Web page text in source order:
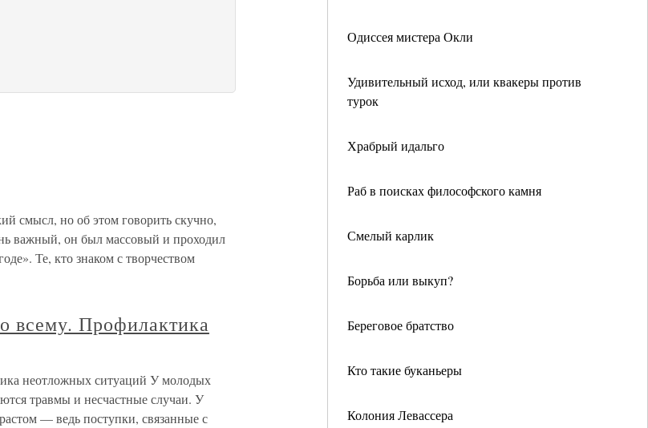
Одиссея мистера Окли
Удивительный исход, или квакеры против
турок
Храбрый идальго
Раб в поисках философского камня
Смелый карлик
Борьба или выкуп?
Береговое братство
Кто такие буканьеры
Колония Левассера
смысл, но об этом говорить скучно,
важный, он был массовый и проходил
Те, кто знаком с творчеством
всему. Профилактика
неотложных ситуаций У молодых
травмы и несчастные случаи. У
— ведь поступки, связанные с